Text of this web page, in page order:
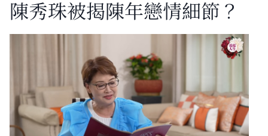
陳秀珠被揭陳年戀情細節？